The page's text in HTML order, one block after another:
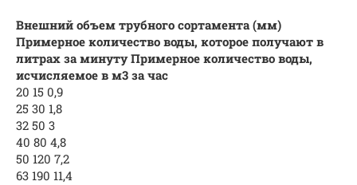
Внешний объем трубного сортамента (мм)
Примерное количество воды, которое получают в
литрах за минуту Примерное количество воды,
исчисляемое в м3 за час
20 15 0,9
25 30 1,8
32 50 3
40 80 4,8
50 120 7,2
63 190 11,4